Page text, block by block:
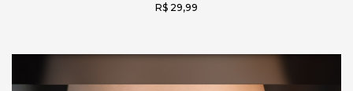
R$ 29,99